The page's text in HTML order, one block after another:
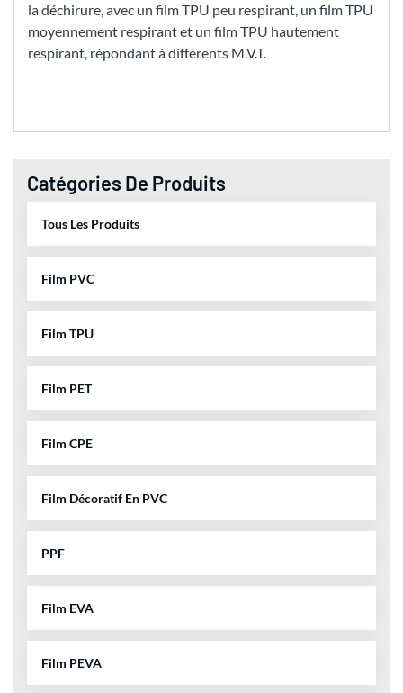
la déchirure, avec un film TPU peu respirant, un film TPU
moyennement respirant et un film TPU hautement
respirant, répondant à différents M.V.T.
Catégories De Produits
Tous Les Produits
Film PVC
Film TPU
Film PET
Film CPE
Film Décoratif En PVC
PPF
Film EVA
Film PEVA